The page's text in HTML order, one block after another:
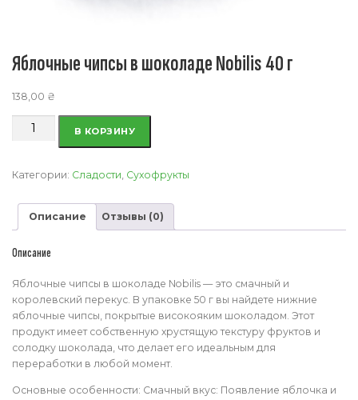
Яблочные чипсы в шоколаде Nobilis 40 г
138,00 ₴
Количество
в
Nobilis
г
В КОРЗИНУ
Категории: Сладости, Сухофрукты
Описание Отзывы (0)
Описание
Яблочные чипсы в шоколаде Nobilis — это смачный и
королевский перекус. В упаковке 50 г вы найдете нижние
яблочные чипсы, покрытые високояким шоколадом. Этот
продукт имеет собственную хрустящую текстуру фруктов и
солодку шоколада, что делает его идеальным для
переработки в любой момент.
Основные особенности: Смачный вкус: Появление яблочка и